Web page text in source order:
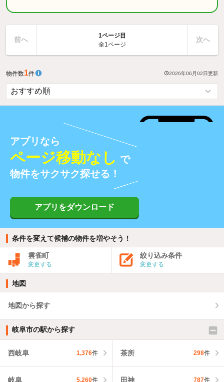
前へ
1ページ目
全1ページ
次へ
物件数1件 2026年06月02日更新
アプリなら
ページ移動なし で
物件をサクサク探せる！
アプリをダウンロード
条件を変えて候補の物件を増やそう！
雲雀町
変更する
絞り込み条件
変更する
地図
地図から探す
岐阜市の駅から探す
西岐阜 1,376件 茶所 298件
岐阜 5,260件 田神 787件